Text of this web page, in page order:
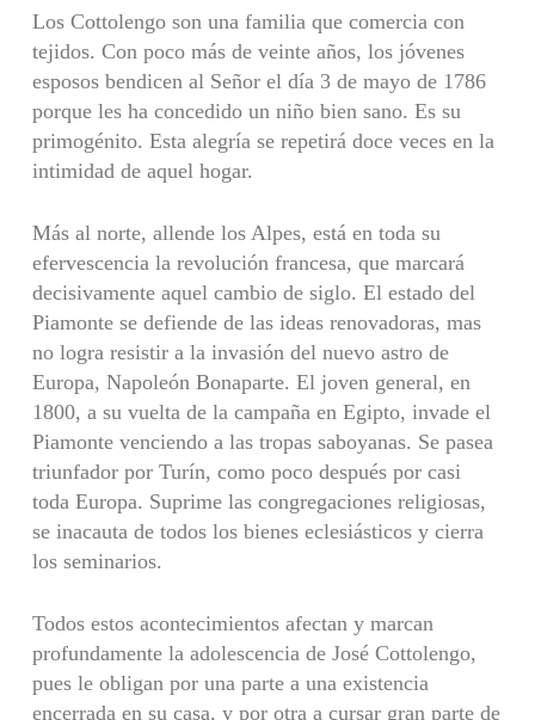
Los Cottolengo son una familia que comercia con
teji­dos. Con poco más de veinte años, los jóvenes
esposos bendicen al Señor el día 3 de mayo de 1786
porque les ha concedido un niño bien sano. Es su
primogénito. Esta alegría se repetirá doce veces en la
intimidad de aquel hogar.
Más al norte, allende los Alpes, está en toda su
eferves­cencia la revolución francesa, que marcará
decisivamente aquel cambio de siglo. El estado del
Piamonte se defiende de las ideas renovadoras, mas
no logra resistir a la invasión del nuevo astro de
Europa, Napoleón Bonaparte. El joven general, en
1800, a su vuelta de la campaña en Egipto, invade el
Piamonte venciendo a las tropas saboyanas. Se pasea
triunfador por Turín, como poco después por casi
toda Europa. Suprime las congregaciones religiosas,
se inacauta de todos los bienes eclesiásticos y cierra
los seminarios.
Todos estos acontecimientos afectan y marcan
profunda­mente la adolescencia de José Cottolengo,
pues le obligan por una parte a una existencia
encerrada en su casa, y por otra a cursar gran parte de